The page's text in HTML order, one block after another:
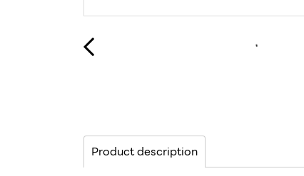
Product description